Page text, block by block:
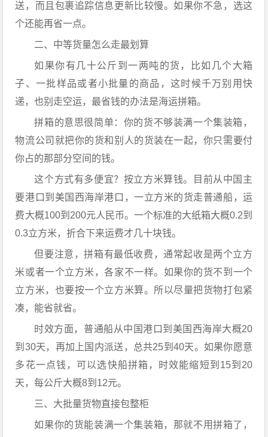
送，而且包裹追踪信息更新比较慢。如果你不急，选这
个还能再省一点。
二、中等货量怎么走最划算
如果你有几十公斤到一两吨的货，比如几个大箱
子、一批样品或者小批量的商品，这时候千万别用快
递，也别走空运，最省钱的办法是海运拼箱。
拼箱的意思很简单：你的货不够装满一个集装箱，
物流公司就把你的货和别人的货装在一起，你只需要付
你占的那部分空间的钱。
这个方式有多便宜？按立方米算钱。目前从中国主
要港口到美国西海岸港口，一立方米的货走普通船，运
费大概100到200元人民币。一个标准的大纸箱大概0.2到
0.3立方米，折合下来运费才几十块钱。
但要注意，拼箱有最低收费，通常起收是两个立方
米或者一个立方米，各家不一样。如果你的货不到一个
立方米，也要按一个立方米算。所以尽量把货物打包紧
凑，能省就省。
时效方面，普通船从中国港口到美国西海岸大概20
到30天，再加上国内派送，总共25到40天。如果你愿意
多花一点钱，可以选快船拼箱，时效能缩短到15到20
天，每公斤大概8到12元。
三、大批量货物直接包整柜
如果你的货能装满一个集装箱，那就不用拼箱了，